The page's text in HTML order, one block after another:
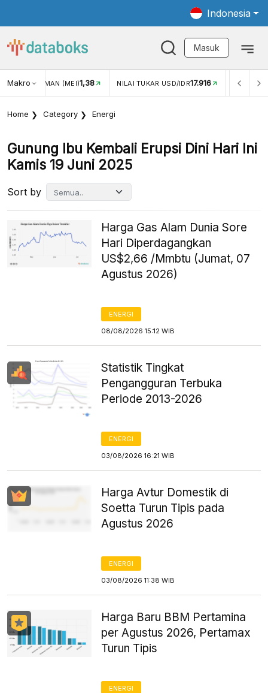
Indonesia
Masuk
Makro
(MEI)1,38 NILAI TUKAR USD/IDR17.916 INFLASI YOY (JUL) 2,88%
Home Category Energi
Gunung Ibu Kembali Erupsi Dini Hari Ini
Kamis 19 Juni 2025
Sort by
Harga Gas Alam Dunia Sore
Hari Diperdagangkan
US$2,66 /Mmbtu (Jumat, 07
Agustus 2026)
ENERGI
08/08/2026 15:12 WIB
Statistik Tingkat
Pengangguran Terbuka
Periode 2013-2026
ENERGI
03/08/2026 16:21 WIB
Harga Avtur Domestik di
Soetta Turun Tipis pada
Agustus 2026
ENERGI
03/08/2026 11:38 WIB
Harga Baru BBM Pertamina
per Agustus 2026, Pertamax
Turun Tipis
ENERGI